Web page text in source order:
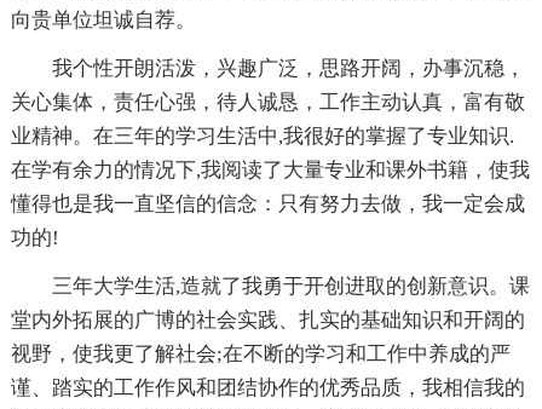
向贵单位坦诚自荐。
我个性开朗活泼，兴趣广泛，思路开阔，办事沉稳，
关心集体，责任心强，待人诚恳，工作主动认真，富有敬
业精神。在三年的学习生活中,我很好的掌握了专业知识.
在学有余力的情况下,我阅读了大量专业和课外书籍，使我
懂得也是我一直坚信的信念：只有努力去做，我一定会成
功的!
三年大学生活,造就了我勇于开创进取的创新意识。课
堂内外拓展的广博的社会实践、扎实的基础知识和开阔的
视野，使我更了解社会;在不断的学习和工作中养成的严
谨、踏实的工作作风和团结协作的优秀品质，我相信我的